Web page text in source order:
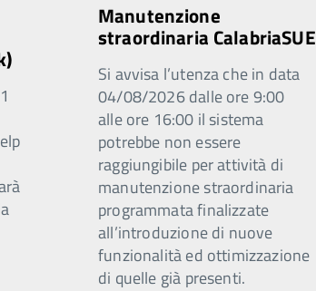
Manutenzione
straordinaria CalabriaSUE
Si avvisa l’utenza che in data
04/08/2026 dalle ore 9:00
alle ore 16:00 il sistema
potrebbe non essere
raggiungibile per attività di
manutenzione straordinaria
programmata finalizzate
all’introduzione di nuove
funzionalità ed ottimizzazione
di quelle già presenti.